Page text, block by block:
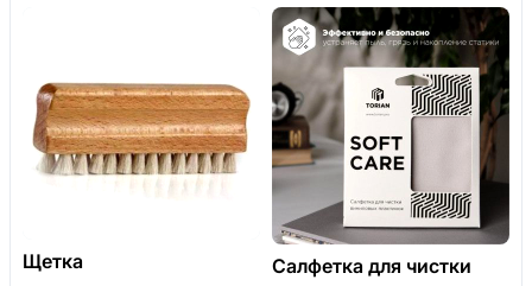
Щетка Салфетка для чистки